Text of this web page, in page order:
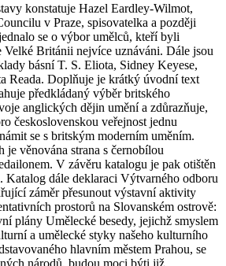
konstatuje Hazel Eardley-Wilmot,
v Praze, spisovatelka a později
se o výbor umělců, kteří byli
Velké Británii nejvíce uznáváni. Dále jsou
básní T. S. Eliota, Sidney Keyese,
Reada. Doplňuje je krátký úvodní text
předkládaný výběr britského
anglických dějin umění a zdůrazňuje,
československou veřejnost jednu
se s britským moderním uměním.
věnována strana s černobílou
V závěru katalogu je pak otištěn
Katalog dále deklaraci Výtvarného odboru
záměr přesunout výstavní aktivity
prostorů na Slovanském ostrově:
plány Umělecké besedy, jejichž smyslem
a umělecké styky našeho kulturního
hlavním městem Prahou, se
národů, budou moci býti již